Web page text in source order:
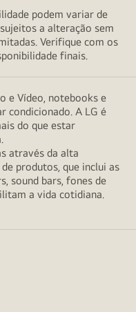
podem variar de
a alteração sem
Verifique com os
finais.
e Vídeo, notebooks e
condicionado. A LG é
do que estar
através da alta
produtos, que inclui as
sound bars, fones de
a vida cotidiana.